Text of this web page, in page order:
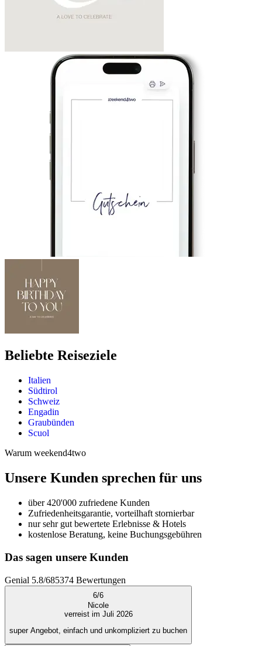
Beliebte Reiseziele
Italien
Südtirol
Schweiz
Engadin
Graubünden
Scuol
Warum weekend4two
Unsere Kunden sprechen für uns
über 420'000 zufriedene Kunden
Zufriedenheitsgarantie, vorteilhaft stornierbar
nur sehr gut bewertete Erlebnisse & Hotels
kostenlose Beratung, keine Buchungsgebühren
Das sagen unsere Kunden
Genial 5.8/685374 Bewertungen
6/6
Nicole
verreist im Juli 2026
super Angebot, einfach und unkompliziert zu buchen